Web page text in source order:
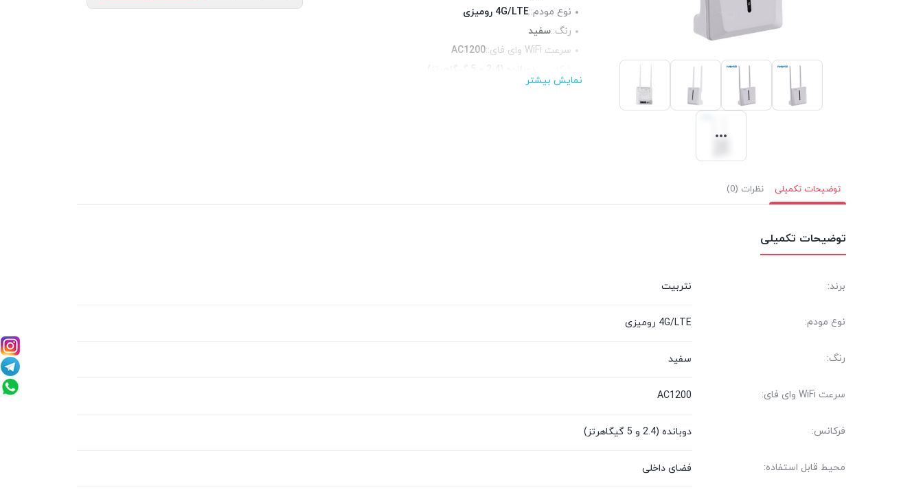
نوع مودم::4G/LTE رومیزی
رنگ::سفید
سرعت WiFi وای فای::
AC1200
محیط قابل استفاده::
نمایش بیشتر
توضیحات تکمیلی نظرات (0)
توضیحات تکمیلی
برند: نتربیت
نوع مودم: 4G/LTE رومیزی
رنگ: سفید
سرعت WiFi وای فای: AC1200
فرکانس: دوبانده (2.4 و 5 گیگاهرتز)
محیط قابل استفاده: فضای داخلی